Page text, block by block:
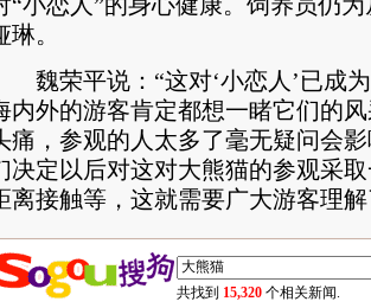
“小恋人”的身心健康。饲养员仍
琳。
魏荣平说：“这对‘小恋人’已成
内外的游客肯定都想一睹它们的
痛，参观的人太多了毫无疑问会
决定以后对这对大熊猫的参观采
离接触等，这就需要广大游客理解
共找到 15,320 个相关新闻.